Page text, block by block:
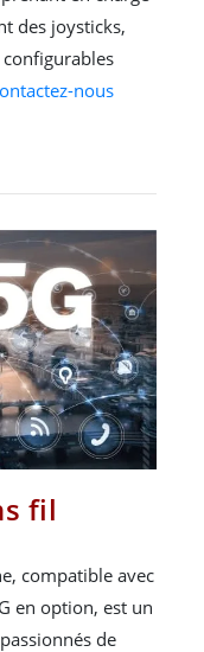
des joysticks,
nous
fil
compatible avec
en option, est un
de